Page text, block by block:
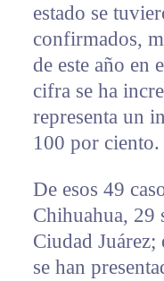
estado se
confirmados,
de este año en
cifra se ha
representa un
100 por ciento.
De esos 49
Chihuahua, 29
Ciudad Juárez;
se han